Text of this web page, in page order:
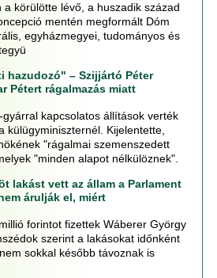
a körülötte lévő, a huszadik század
mentén megformált Dóm
egyházmegyei, tudományos és
hazudozó" – Szijjártó Péter
Pétert rágalmazás miatt
gyárral kapcsolatos állítások verték
külügyminiszternél. Kijelentette,
"rágalmai szemenszedett
"minden alapot nélkülöznek".
lakást vett az állam a Parlament
árulják el, miért
forintot fizettek Wáberer György
szerint a lakásokat időnként
sokkal később távoznak is